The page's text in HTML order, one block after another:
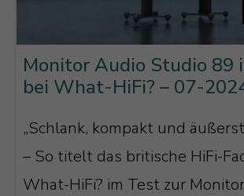
Monitor Audio Studio 89
bei What-HiFi? – 07-
„Schlank, kompakt und
– So titelt das britische HiFi-
What-HiFi? im Test zur